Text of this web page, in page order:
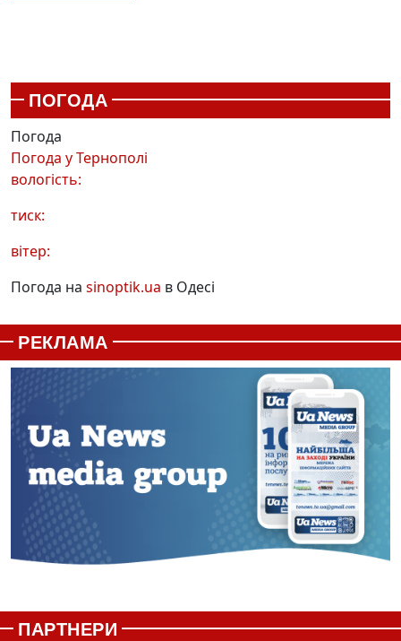
ПОГОДА
Погода
Погода уТернополі
вологість:
тиск:
вітер:
Погода на sinoptik.ua в Одесі
РЕКЛАМА
ПАРТНЕРИ